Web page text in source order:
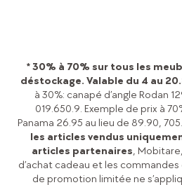
* 30% à 70% sur tous les
déstockage. Valable du 4 au
à 30%: canapé d’angle Rodan
019.650.9. Exemple de prix à
Panama 26.95 au lieu de 89.90,
les articles vendus
articles partenaires,
d’achat cadeau et les
de promotion limitée ne